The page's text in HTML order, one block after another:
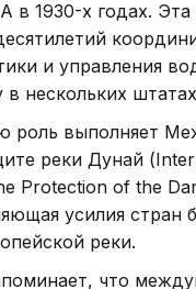
в 1930-х годах. Эта
и управления
в нескольких
роль выполняет
реки Дунай
Protection of the
усилия стран
реки.
что